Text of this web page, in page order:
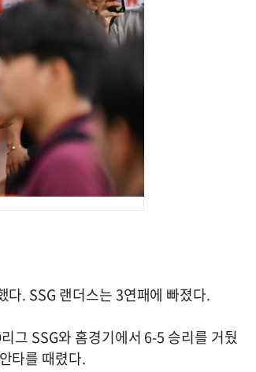
. SSG 랜더스는 3연패에 빠졌다.
그 SSG와 홈경기에서 6-5 승리를 거뒀
타를 때렸다.